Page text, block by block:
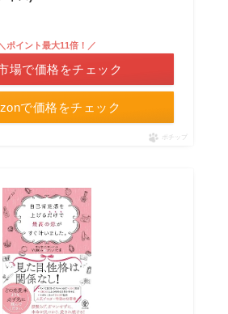
で価格をチェック
ポイント最大11倍！／
場で価格をチェック
ポチップ